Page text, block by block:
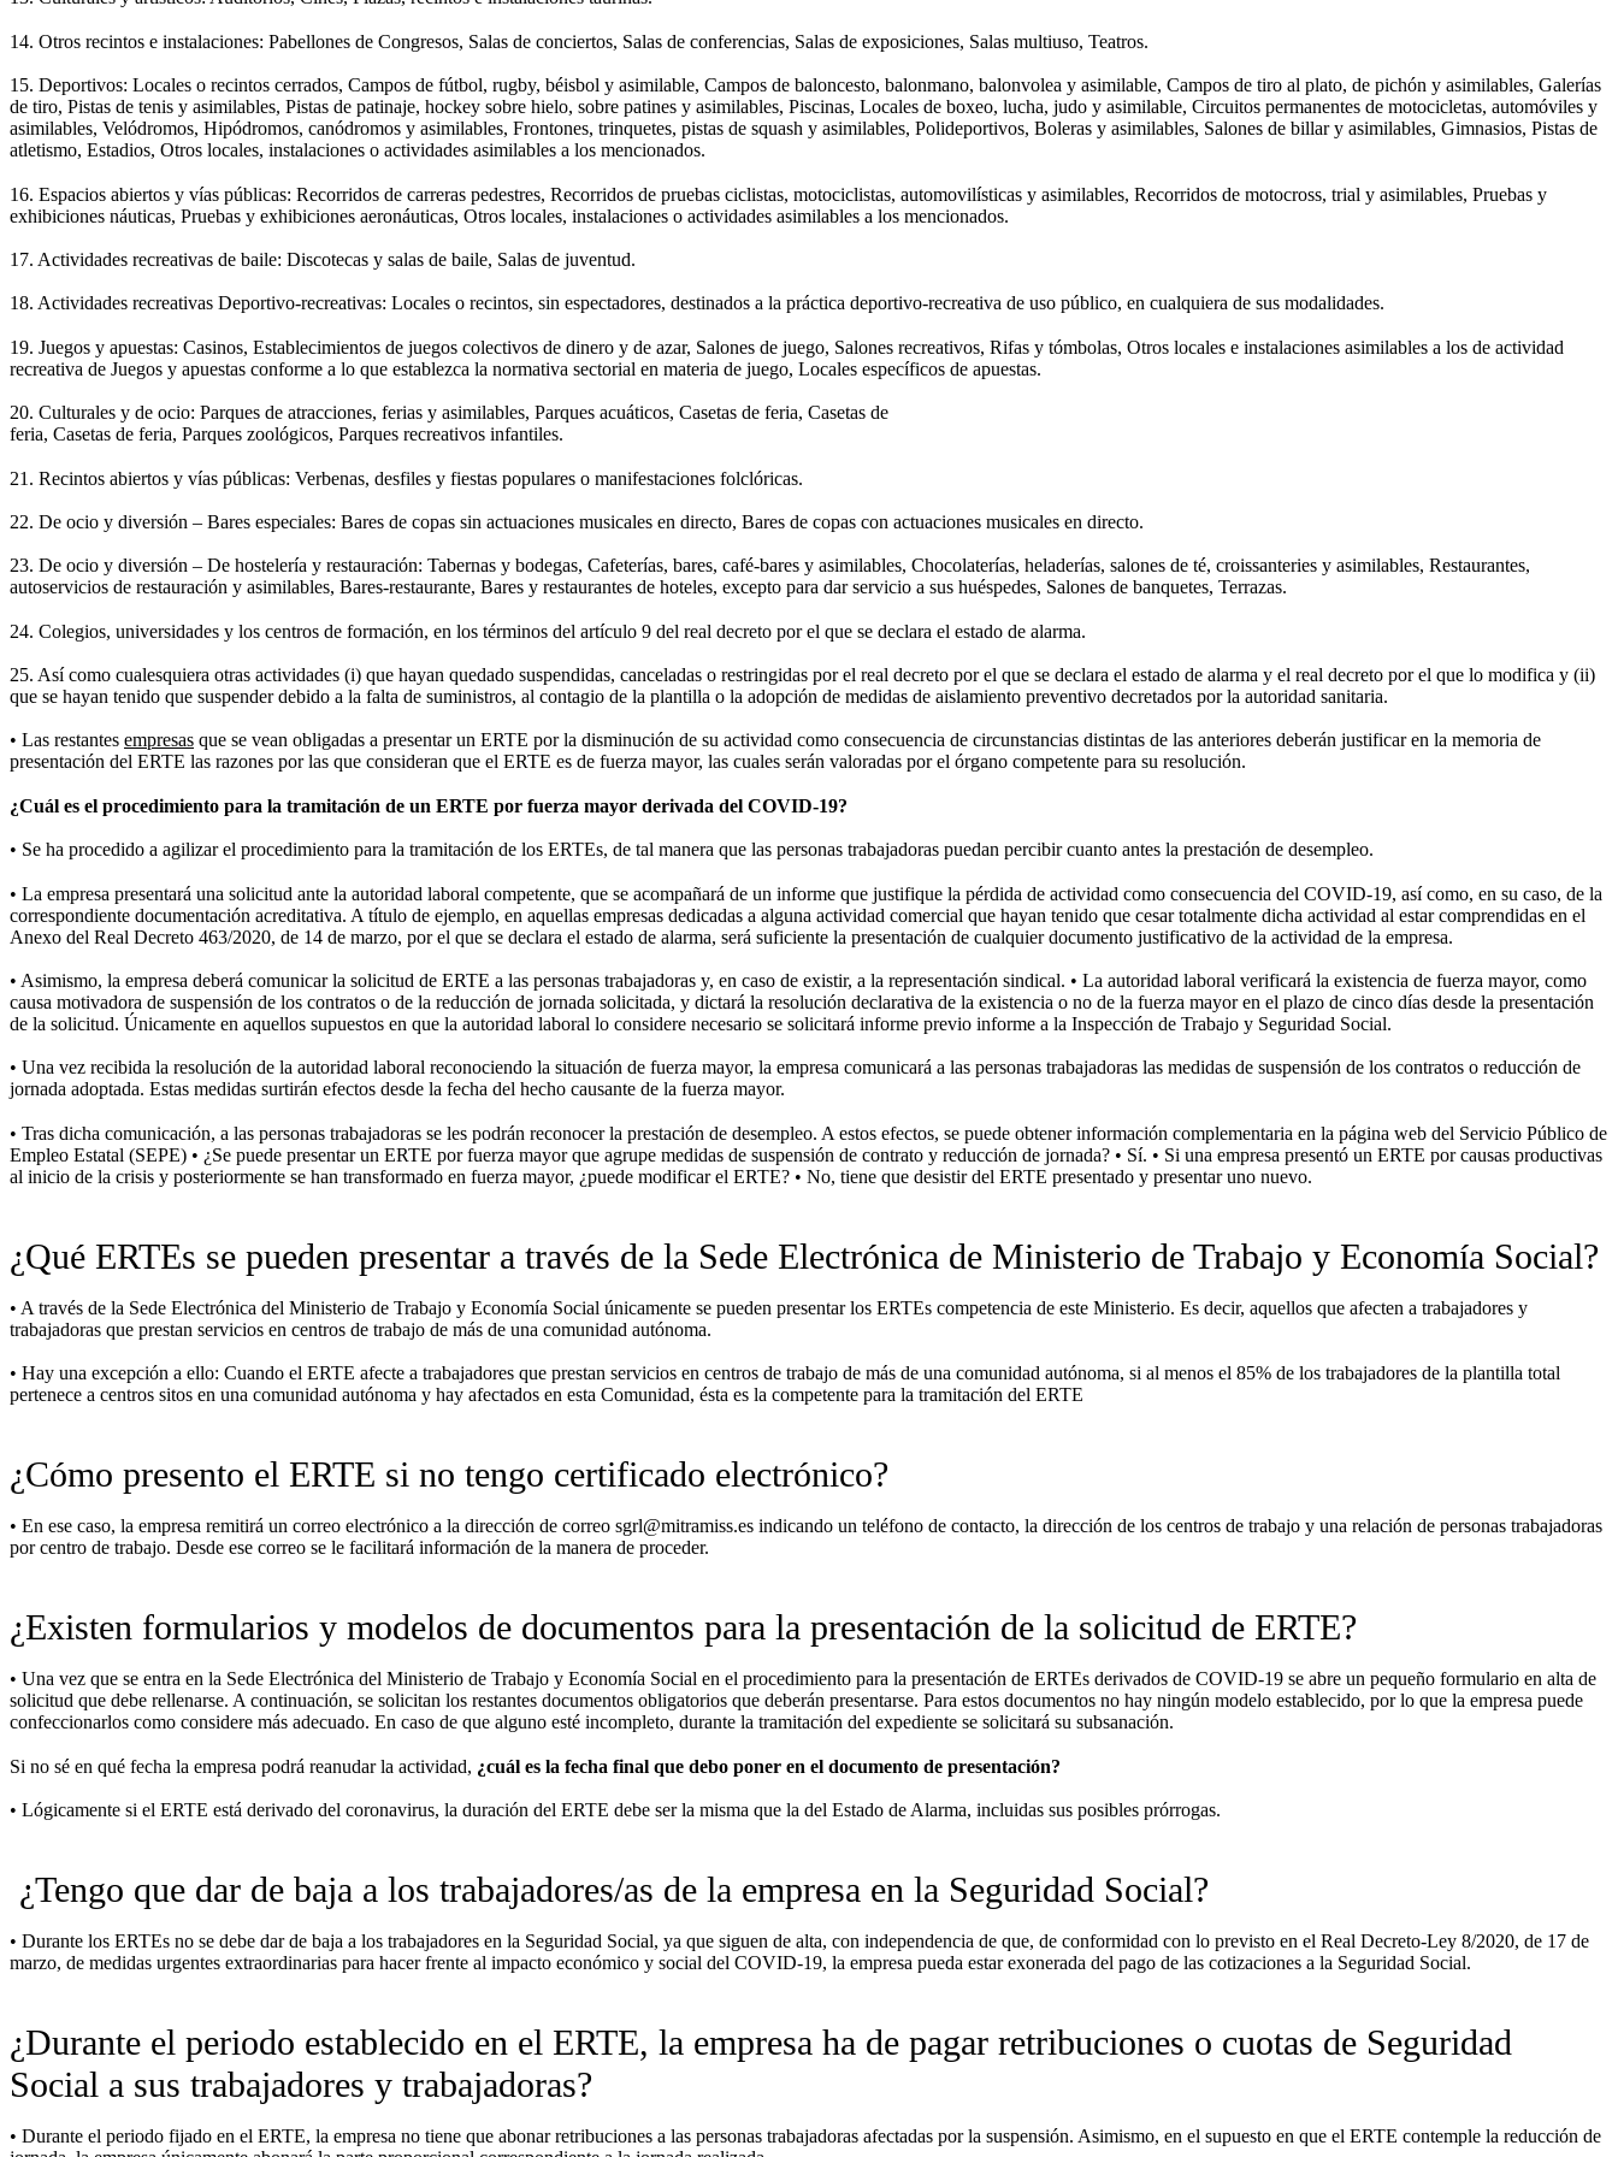
14. Otros recintos e instalaciones: Pabellones de Congresos, Salas de conciertos, Salas de conferencias, Salas de exposiciones, Salas multiuso, Teatros.
15. Deportivos: Locales o recintos cerrados, Campos de fútbol, rugby, béisbol y asimilable, Campos de baloncesto, balonmano, balonvolea y asimilable, Campos de tiro al plato, de pichón y asimilables, Galerías
de tiro, Pistas de tenis y asimilables, Pistas de patinaje, hockey sobre hielo, sobre patines y asimilables, Piscinas, Locales de boxeo, lucha, judo y asimilable, Circuitos permanentes de motocicletas, automóviles y
asimilables, Velódromos, Hipódromos, canódromos y asimilables, Frontones, trinquetes, pistas de squash y asimilables, Polideportivos, Boleras y asimilables, Salones de billar y asimilables, Gimnasios, Pistas de
atletismo, Estadios, Otros locales, instalaciones o actividades asimilables a los mencionados.
16. Espacios abiertos y vías públicas: Recorridos de carreras pedestres, Recorridos de pruebas ciclistas, motociclistas, automovilísticas y asimilables, Recorridos de motocross, trial y asimilables, Pruebas y
exhibiciones náuticas, Pruebas y exhibiciones aeronáuticas, Otros locales, instalaciones o actividades asimilables a los mencionados.
17. Actividades recreativas de baile: Discotecas y salas de baile, Salas de juventud.
18. Actividades recreativas Deportivo-recreativas: Locales o recintos, sin espectadores, destinados a la práctica deportivo-recreativa de uso público, en cualquiera de sus modalidades.
19. Juegos y apuestas: Casinos, Establecimientos de juegos colectivos de dinero y de azar, Salones de juego, Salones recreativos, Rifas y tómbolas, Otros locales e instalaciones asimilables a los de actividad
recreativa de Juegos y apuestas conforme a lo que establezca la normativa sectorial en materia de juego, Locales específicos de apuestas.
20. Culturales y de ocio: Parques de atracciones, ferias y asimilables, Parques acuáticos, Casetas de feria, Casetas de
feria, Casetas de feria, Parques zoológicos, Parques recreativos infantiles.
21. Recintos abiertos y vías públicas: Verbenas, desfiles y fiestas populares o manifestaciones folclóricas.
22. De ocio y diversión – Bares especiales: Bares de copas sin actuaciones musicales en directo, Bares de copas con actuaciones musicales en directo.
23. De ocio y diversión – De hostelería y restauración: Tabernas y bodegas, Cafeterías, bares, café-bares y asimilables, Chocolaterías, heladerías, salones de té, croissanteries y asimilables, Restaurantes,
autoservicios de restauración y asimilables, Bares-restaurante, Bares y restaurantes de hoteles, excepto para dar servicio a sus huéspedes, Salones de banquetes, Terrazas.
24. Colegios, universidades y los centros de formación, en los términos del artículo 9 del real decreto por el que se declara el estado de alarma.
25. Así como cualesquiera otras actividades (i) que hayan quedado suspendidas, canceladas o restringidas por el real decreto por el que se declara el estado de alarma y el real decreto por el que lo modifica y (ii)
que se hayan tenido que suspender debido a la falta de suministros, al contagio de la plantilla o la adopción de medidas de aislamiento preventivo decretados por la autoridad sanitaria.
• Las restantes empresas que se vean obligadas a presentar un ERTE por la disminución de su actividad como consecuencia de circunstancias distintas de las anteriores deberán justificar en la memoria de
presentación del ERTE las razones por las que consideran que el ERTE es de fuerza mayor, las cuales serán valoradas por el órgano competente para su resolución.
¿Cuál es el procedimiento para la tramitación de un ERTE por fuerza mayor derivada del COVID-19?
• Se ha procedido a agilizar el procedimiento para la tramitación de los ERTEs, de tal manera que las personas trabajadoras puedan percibir cuanto antes la prestación de desempleo.
• La empresa presentará una solicitud ante la autoridad laboral competente, que se acompañará de un informe que justifique la pérdida de actividad como consecuencia del COVID-19, así como, en su caso, de la
correspondiente documentación acreditativa. A título de ejemplo, en aquellas empresas dedicadas a alguna actividad comercial que hayan tenido que cesar totalmente dicha actividad al estar comprendidas en el
Anexo del Real Decreto 463/2020, de 14 de marzo, por el que se declara el estado de alarma, será suficiente la presentación de cualquier documento justificativo de la actividad de la empresa.
• Asimismo, la empresa deberá comunicar la solicitud de ERTE a las personas trabajadoras y, en caso de existir, a la representación sindical. • La autoridad laboral verificará la existencia de fuerza mayor, como
causa motivadora de suspensión de los contratos o de la reducción de jornada solicitada, y dictará la resolución declarativa de la existencia o no de la fuerza mayor en el plazo de cinco días desde la presentación
de la solicitud. Únicamente en aquellos supuestos en que la autoridad laboral lo considere necesario se solicitará informe previo informe a la Inspección de Trabajo y Seguridad Social.
• Una vez recibida la resolución de la autoridad laboral reconociendo la situación de fuerza mayor, la empresa comunicará a las personas trabajadoras las medidas de suspensión de los contratos o reducción de
jornada adoptada. Estas medidas surtirán efectos desde la fecha del hecho causante de la fuerza mayor.
• Tras dicha comunicación, a las personas trabajadoras se les podrán reconocer la prestación de desempleo. A estos efectos, se puede obtener información complementaria en la página web del Servicio Público de
Empleo Estatal (SEPE) • ¿Se puede presentar un ERTE por fuerza mayor que agrupe medidas de suspensión de contrato y reducción de jornada? • Sí. • Si una empresa presentó un ERTE por causas productivas
al inicio de la crisis y posteriormente se han transformado en fuerza mayor, ¿puede modificar el ERTE? • No, tiene que desistir del ERTE presentado y presentar uno nuevo.
¿Qué ERTEs se pueden presentar a través de la Sede Electrónica de Ministerio de Trabajo y Economía Social?
• A través de la Sede Electrónica del Ministerio de Trabajo y Economía Social únicamente se pueden presentar los ERTEs competencia de este Ministerio. Es decir, aquellos que afecten a trabajadores y
trabajadoras que prestan servicios en centros de trabajo de más de una comunidad autónoma.
• Hay una excepción a ello: Cuando el ERTE afecte a trabajadores que prestan servicios en centros de trabajo de más de una comunidad autónoma, si al menos el 85% de los trabajadores de la plantilla total
pertenece a centros sitos en una comunidad autónoma y hay afectados en esta Comunidad, ésta es la competente para la tramitación del ERTE
¿Cómo presento el ERTE si no tengo certificado electrónico?
• En ese caso, la empresa remitirá un correo electrónico a la dirección de correo sgrl@mitramiss.es indicando un teléfono de contacto, la dirección de los centros de trabajo y una relación de personas trabajadoras
por centro de trabajo. Desde ese correo se le facilitará información de la manera de proceder.
¿Existen formularios y modelos de documentos para la presentación de la solicitud de ERTE?
• Una vez que se entra en la Sede Electrónica del Ministerio de Trabajo y Economía Social en el procedimiento para la presentación de ERTEs derivados de COVID-19 se abre un pequeño formulario en alta de
solicitud que debe rellenarse. A continuación, se solicitan los restantes documentos obligatorios que deberán presentarse. Para estos documentos no hay ningún modelo establecido, por lo que la empresa puede
confeccionarlos como considere más adecuado. En caso de que alguno esté incompleto, durante la tramitación del expediente se solicitará su subsanación.
Si no sé en qué fecha la empresa podrá reanudar la actividad, ¿cuál es la fecha final que debo poner en el documento de presentación?
• Lógicamente si el ERTE está derivado del coronavirus, la duración del ERTE debe ser la misma que la del Estado de Alarma, incluidas sus posibles prórrogas.
¿Tengo que dar de baja a los trabajadores/as de la empresa en la Seguridad Social?
• Durante los ERTEs no se debe dar de baja a los trabajadores en la Seguridad Social, ya que siguen de alta, con independencia de que, de conformidad con lo previsto en el Real Decreto-Ley 8/2020, de 17 de
marzo, de medidas urgentes extraordinarias para hacer frente al impacto económico y social del COVID-19, la empresa pueda estar exonerada del pago de las cotizaciones a la Seguridad Social.
¿Durante el periodo establecido en el ERTE, la empresa ha de pagar retribuciones o cuotas de Seguridad
Social a sus trabajadores y trabajadoras?
• Durante el periodo fijado en el ERTE, la empresa no tiene que abonar retribuciones a las personas trabajadoras afectadas por la suspensión. Asimismo, en el supuesto en que el ERTE contemple la reducción de